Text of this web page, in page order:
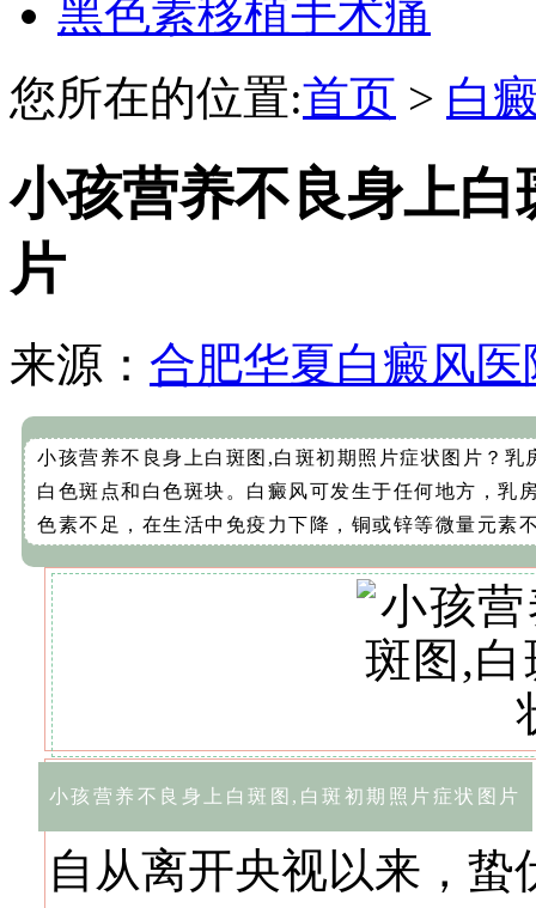
黑色素移植手术痛
您所在的位置:首页 > 白
小孩营养不良身上
片
来源： 合肥华夏白癜风医
小孩营养不良身上白斑图,白斑初期照片症状图片？
白色斑点和白色斑块。白癜风可发生于任何地方，乳
色素不足，在生活中免疫力下降，铜或锌等微量元素
小孩营养不良身上白斑图,白斑初期照片症状图片
自从离开央视以来，